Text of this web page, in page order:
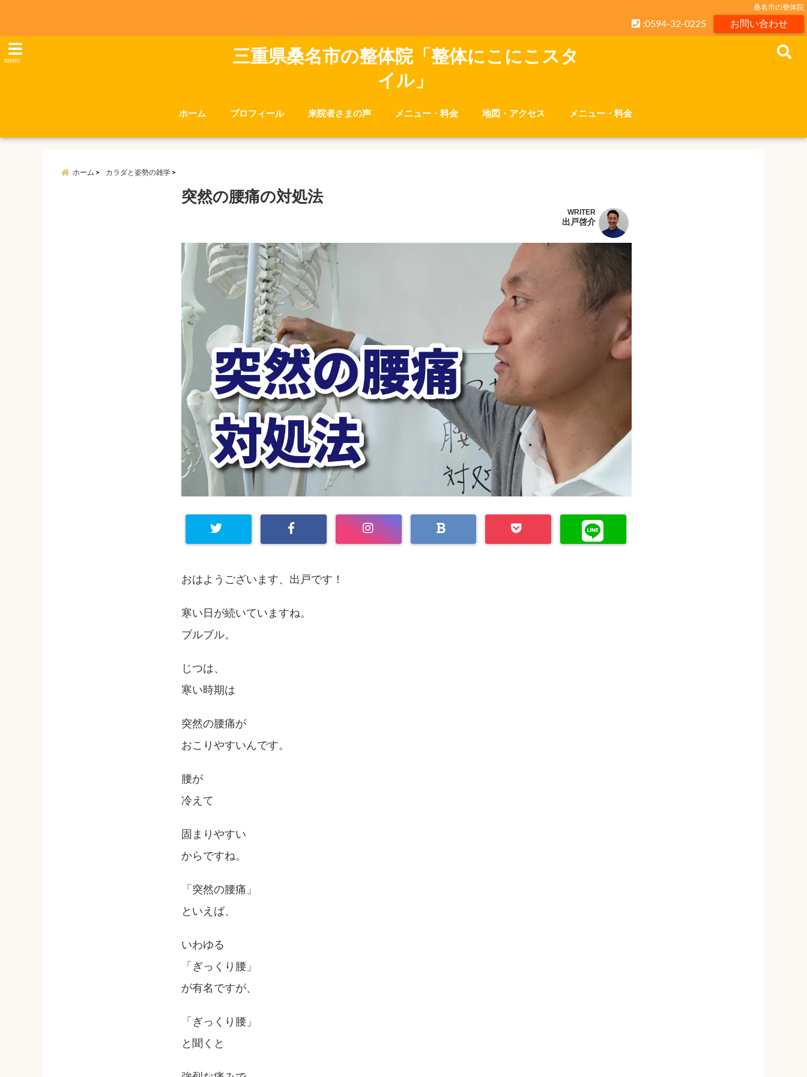
桑名市の整体院
お問い合わせ
:0594-32-0225
menu
三重県桑名市の整体院「整体にこにこスタ
イル」
ホーム プロフィール 来院者さまの声 メニュー・料金 地図・アクセス メニュー・料金
ホーム カラダと姿勢の雑学
突然の腰痛の対処法
WRITER
出戸啓介
おはようございます、出戸です！
寒い日が続いていますね。
ブルブル。
じつは、
寒い時期は
突然の腰痛が
おこりやすいんです。
腰が
冷えて
固まりやすい
からですね。
「突然の腰痛」
といえば、
いわゆる
「ぎっくり腰」
が有名ですが、
「ぎっくり腰」
と聞くと